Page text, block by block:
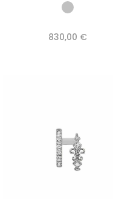
830,00 €